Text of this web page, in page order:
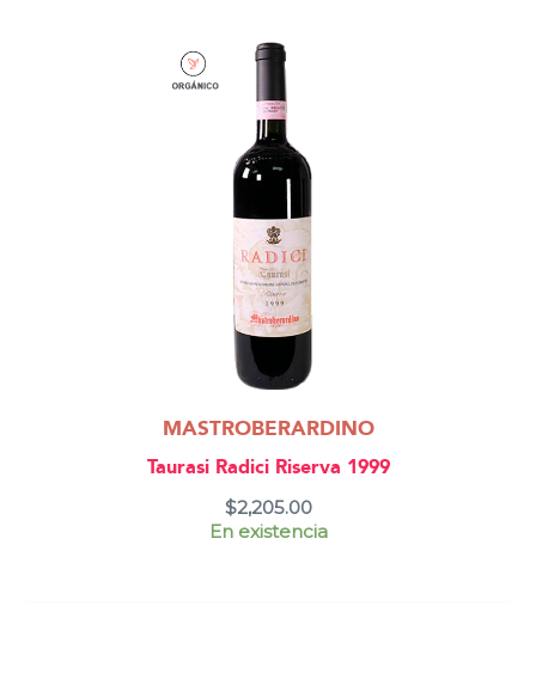
MASTROBERARDINO
Taurasi Radici Riserva 1999
$2,205.00
En existencia